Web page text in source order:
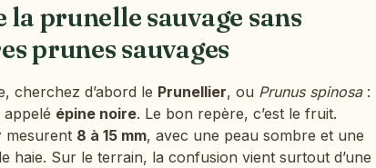
prunelle sauvage sans
prunes sauvages
cherchez d’abord le Prunellier, ou Prunus spinosa:
épine noire. Le bon repère, c’est le fruit.
mesurent 8 à 15 mm, avec une peau sombre et une
haie. Sur le terrain, la confusion vient surtout d’une